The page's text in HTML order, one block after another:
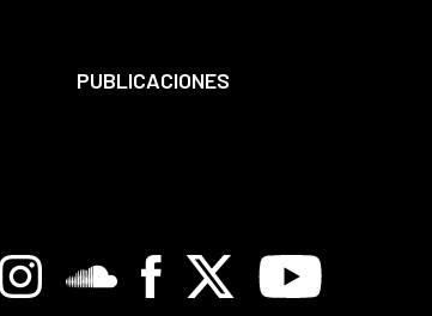
PUBLICACIONES
InstagramSoundcloreFacebook
X Youtube